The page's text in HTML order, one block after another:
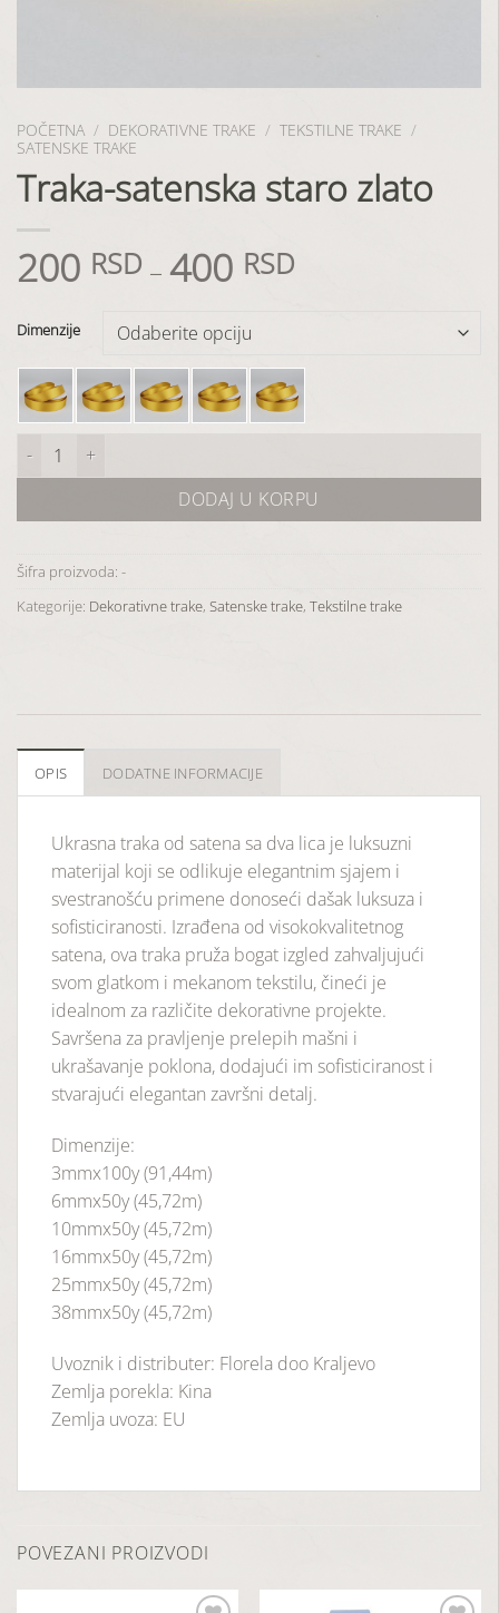
POČETNA / DEKORATIVNE TRAKE / TEKSTILNE TRAKE /
SATENSKE TRAKE
Traka-satenska staro zlato
200 RSD – 400 RSD
Dimenzije
Traka-satenska staro zlato količina
DODAJ U KORPU
Šifra proizvoda: -
Kategorije: Dekorativne trake, Satenske trake, Tekstilne trake
OPIS DODATNE INFORMACIJE
Ukrasna traka od satena sa dva lica je luksuzni
materijal koji se odlikuje elegantnim sjajem i
svestranošću primene donoseći dašak luksuza i
sofisticiranosti. Izrađena od visokokvalitetnog
satena, ova traka pruža bogat izgled zahvaljujući
svom glatkom i mekanom tekstilu, čineći je
idealnom za različite dekorativne projekte.
Savršena za pravljenje prelepih mašni i
ukrašavanje poklona, dodajući im sofisticiranost i
stvarajući elegantan završni detalj.
Dimenzije:
3mmx100y (91,44m)
6mmx50y (45,72m)
10mmx50y (45,72m)
16mmx50y (45,72m)
25mmx50y (45,72m)
38mmx50y (45,72m)
Uvoznik i distributer: Florela doo Kraljevo
Zemlja porekla: Kina
Zemlja uvoza: EU
POVEZANI PROIZVODI